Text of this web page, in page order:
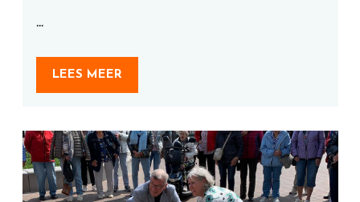
...
LEES MEER